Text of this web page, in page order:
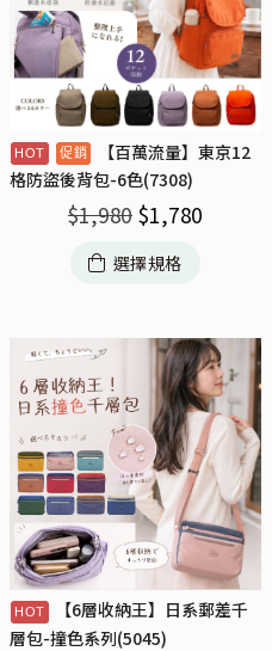
【百萬流量】東京12
格防盜後背包-6色(7308)
$1,980 $1,780
選擇規格
【6層收納王】日系郵差千
層包-撞色系列(5045)